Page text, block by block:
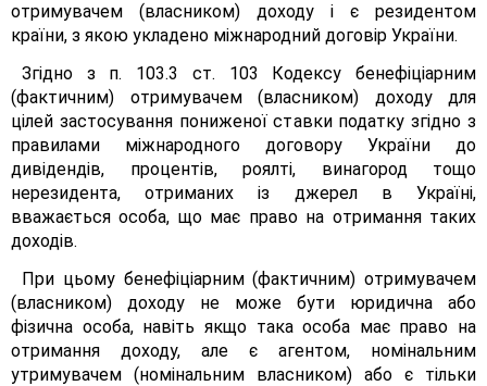
отримувачем (власником) доходу і є резидентом
країни, з якою укладено міжнародний договір України.
Згідно з п. 103.3 ст. 103 Кодексу бенефіціарним
(фактичним) отримувачем (власником) доходу для
цілей застосування пониженої ставки податку згідно з
правилами міжнародного договору України до
дивідендів, процентів, роялті, винагород тощо
нерезидента, отриманих із джерел в Україні,
вважається особа, що має право на отримання таких
доходів.
При цьому бенефіціарним (фактичним) отримувачем
(власником) доходу не може бути юридична або
фізична особа, навіть якщо така особа має право на
отримання доходу, але є агентом, номінальним
утримувачем (номінальним власником) або є тільки